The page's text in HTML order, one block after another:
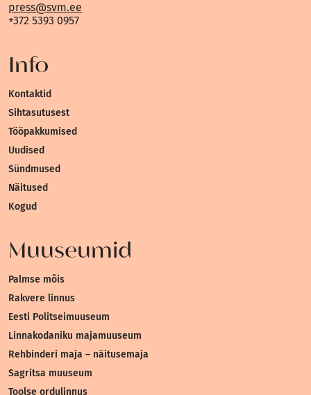
press@svm.ee
+372 5393 0957
Info
Kontaktid
Sihtasutusest
Tööpakkumised
Uudised
Sündmused
Näitused
Kogud
Muuseumid
Palmse mõis
Rakvere linnus
Eesti Politseimuuseum
Linnakodaniku majamuuseum
Rehbinderi maja – näitusemaja
Sagritsa muuseum
Toolse ordulinnus